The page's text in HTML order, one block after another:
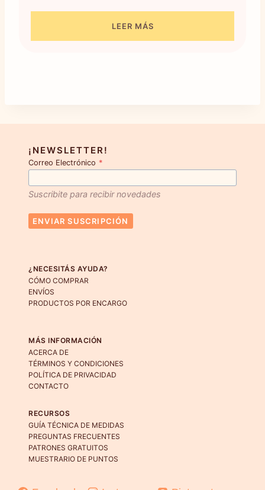
LEER MÁS
¡NEWSLETTER!
Correo Electrónico *
Suscribite para recibir novedades
ENVIAR SUSCRIPCIÓN
¿NECESITÁS AYUDA?
CÓMO COMPRAR
ENVÍOS
PRODUCTOS POR ENCARGO
MÁS INFORMACIÓN
ACERCA DE
TÉRMINOS Y CONDICIONES
POLÍTICA DE PRIVACIDAD
CONTACTO
RECURSOS
GUÍA TÉCNICA DE MEDIDAS
PREGUNTAS FRECUENTES
PATRONES GRATUITOS
MUESTRARIO DE PUNTOS